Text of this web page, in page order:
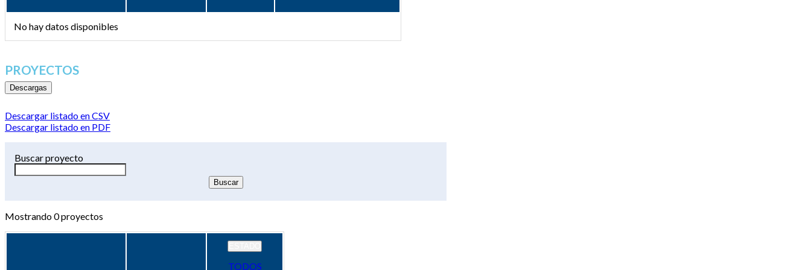
No hay datos disponibles
PROYECTOS
Descargas
Descargar listado en CSV
Descargar listado en PDF
Buscar proyecto
Mostrando0proyectos
TODOS